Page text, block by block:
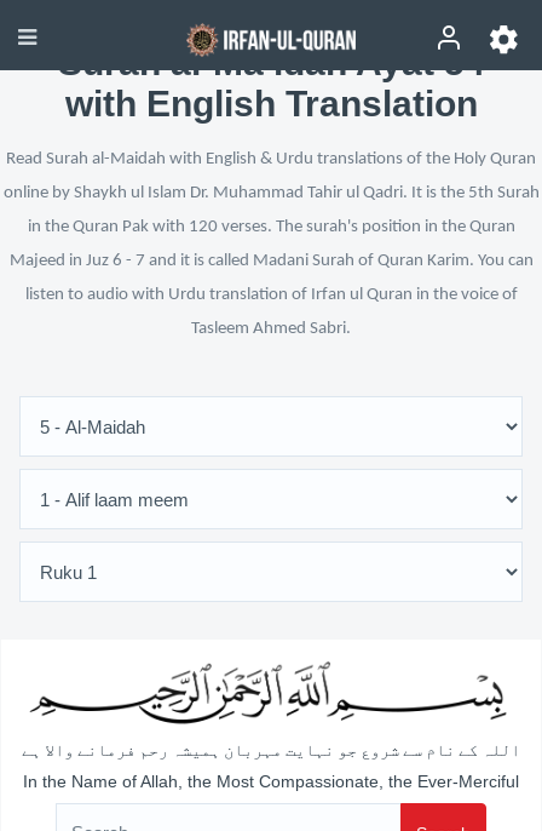
Surah al-Ma’idah Ayat 54
with English Translation
Read Surah al-Maidah with English & Urdu translations of the Holy Quran
online by Shaykh ul Islam Dr. Muhammad Tahir ul Qadri. It is the 5th Surah
in the Quran Pak with 120 verses. The surah's position in the Quran
Majeed in Juz 6 - 7 and it is called Madani Surah of Quran Karim. You can
listen to audio with Urdu translation of Irfan ul Quran in the voice of
Tasleem Ahmed Sabri.
اللہ کے نام سے شروع جو نہایت مہربان ہمیشہ رحم فرمانے والا ہے
In the Name of Allah, the Most Compassionate, the Ever-Merciful